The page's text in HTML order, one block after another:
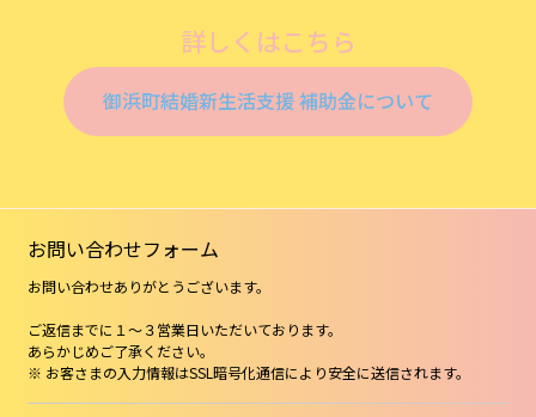
詳しくはこちら
御浜町結婚新生活支援 補助金について